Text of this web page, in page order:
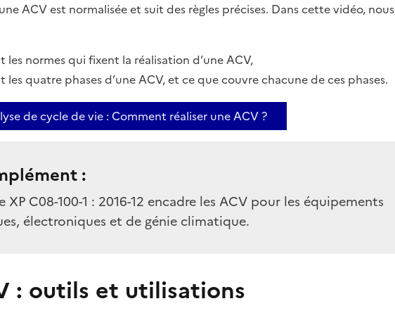
ACV est normalisée et suit des règles précises. Dans cette vidéo, nous
les normes qui fixent la réalisation d’une ACV,
les quatre phases d’une ACV, et ce que couvre chacune de ces phases.
de cycle de vie : Comment réaliser une ACV ?
:
XP C08-100-1 : 2016-12 encadre les ACV pour les équipements
électroniques et de génie climatique.
: outils et utilisations